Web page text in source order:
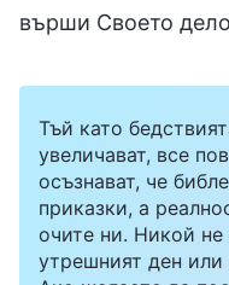
върши Своето
Тъй като
увеличават, все
осъзнават, че
приказки, а
очите ни. Никой
утрешният ден или